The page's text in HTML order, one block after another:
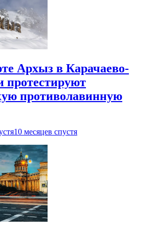
Архыз в Карачаево-
протестируют
противолавинную
10 месяцев спустя